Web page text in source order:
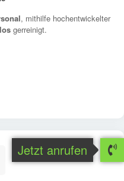
, mithilfe hochentwickelter
gerreinigt.
Jetzt anrufen